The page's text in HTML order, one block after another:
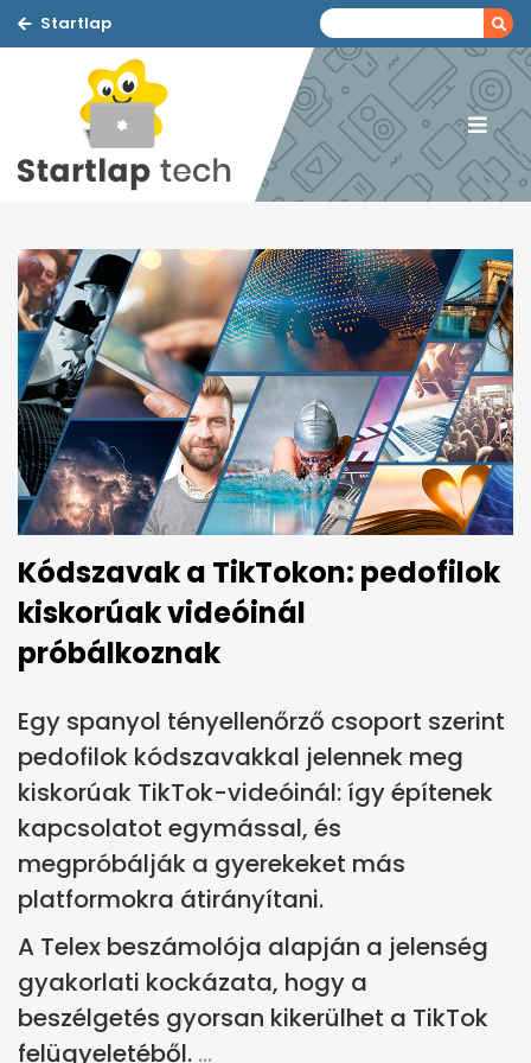
Startlap
Kódszavak a TikTokon: pedofilok
kiskorúak videóinál
próbálkoznak
Egy spanyol tényellenőrző csoport szerint
pedofilok kódszavakkal jelennek meg
kiskorúak TikTok-videóinál: így építenek
kapcsolatot egymással, és
megpróbálják a gyerekeket más
platformokra átirányítani.
A Telex beszámolója alapján a jelenség
gyakorlati kockázata, hogy a
beszélgetés gyorsan kikerülhet a TikTok
felügyeletéből.